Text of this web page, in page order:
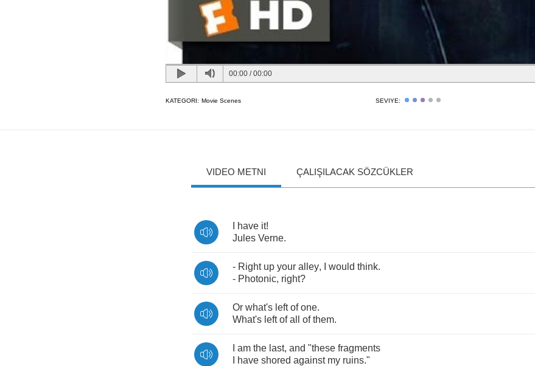
00:00 /00:00
KATEGORI: Movie Scenes SEVIYE:
VIDEO METNI ÇALIŞILACAK SÖZCÜKLER
have it!
Jules Verne.
- Right up your alley, would think.
- Photonic, right?
Or what's left of one.
What's left of all of them.
am the last, and "these fragments
have shored against my ruins."